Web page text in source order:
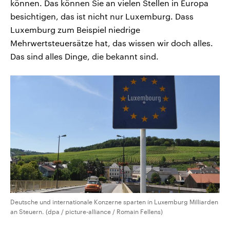
können. Das können Sie an vielen Stellen in Europa
besichtigen, das ist nicht nur Luxemburg. Dass
Luxemburg zum Beispiel niedrige
Mehrwertsteuersätze hat, das wissen wir doch alles.
Das sind alles Dinge, die bekannt sind.
Deutsche und internationale Konzerne sparten in Luxemburg Milliarden
an Steuern. (dpa / picture-alliance / Romain Fellens)